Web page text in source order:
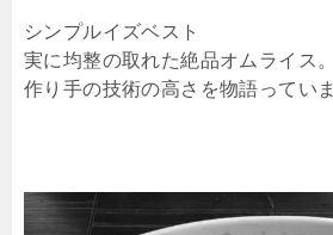
シンプルイズベスト
実に均整の取れた絶品オムライス。
作り手の技術の高さを物語っていま